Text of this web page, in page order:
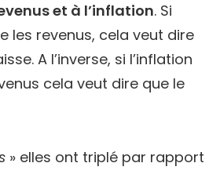
et à l’inflation. Si
les revenus, cela veut dire
A l’inverse, si l’inflation
cela veut dire que le
» elles ont triplé par rapport